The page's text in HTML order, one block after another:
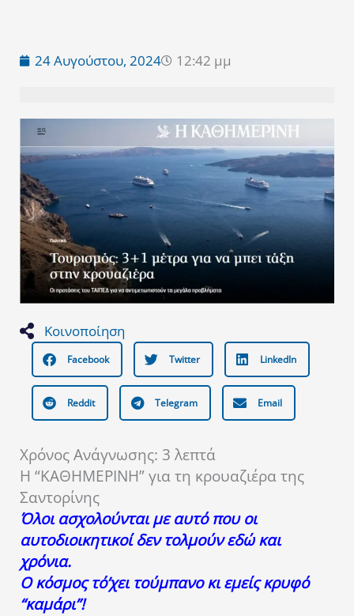
24 Αυγούστου, 2024 12:42 μμ
Κοινοποίηση
Facebook Twitter LinkedIn
Reddit Telegram Email
Χρόνος Ανάγνωσης: 3 λεπτά
Η “ΚΑΘΗΜΕΡΙΝΗ” για τη κρουαζιέρα της
Σαντορίνης
Όλοι ασχολούνται με αυτό που οι
αυτοδιοικητικοί δεν τολμούν εδώ και
χρόνια.
Ο κόσμος τό’χει τούμπανο κι εμείς κρυφό
“καμάρι”!